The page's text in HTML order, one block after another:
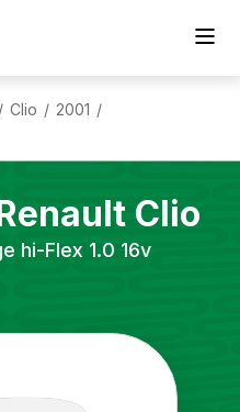
/ Clio / 2001 /
Clio
hi-Flex 1.0 16v